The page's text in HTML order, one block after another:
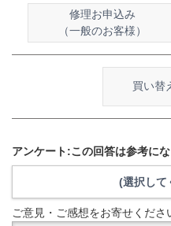
修理お申込み
（一般のお客様）
買い替
アンケート:この回答は参考に
(選択して
ご意見・ご感想をお寄せくださ